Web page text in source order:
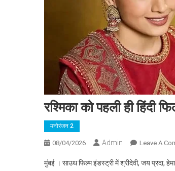
रश्मिका को पहली ही हिंदी
मनोरंजन 2
08/04/2026 Admin Leave A
मुंबई । साउथ फिल्म इंडस्ट्री में श्रीदेवी, जय प्रदा,